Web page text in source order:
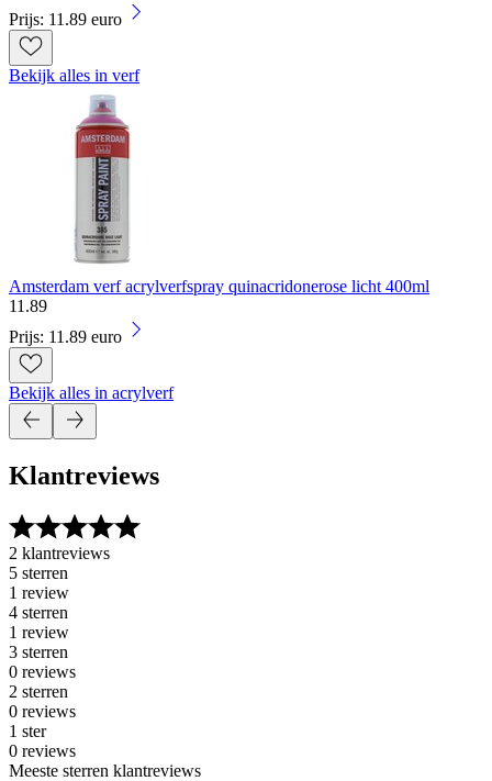
Prijs: 11.89 euro
Bekijk alles in verf
Amsterdam verf acrylverfspray quinacridonerose licht 400ml
11 .89
Prijs: 11.89 euro
Bekijk alles in acrylverf
Klantreviews
2 klantreviews
5 sterren
1 review
4 sterren
1 review
3 sterren
0 reviews
2 sterren
0 reviews
1 ster
0 reviews
Meeste sterren klantreviews